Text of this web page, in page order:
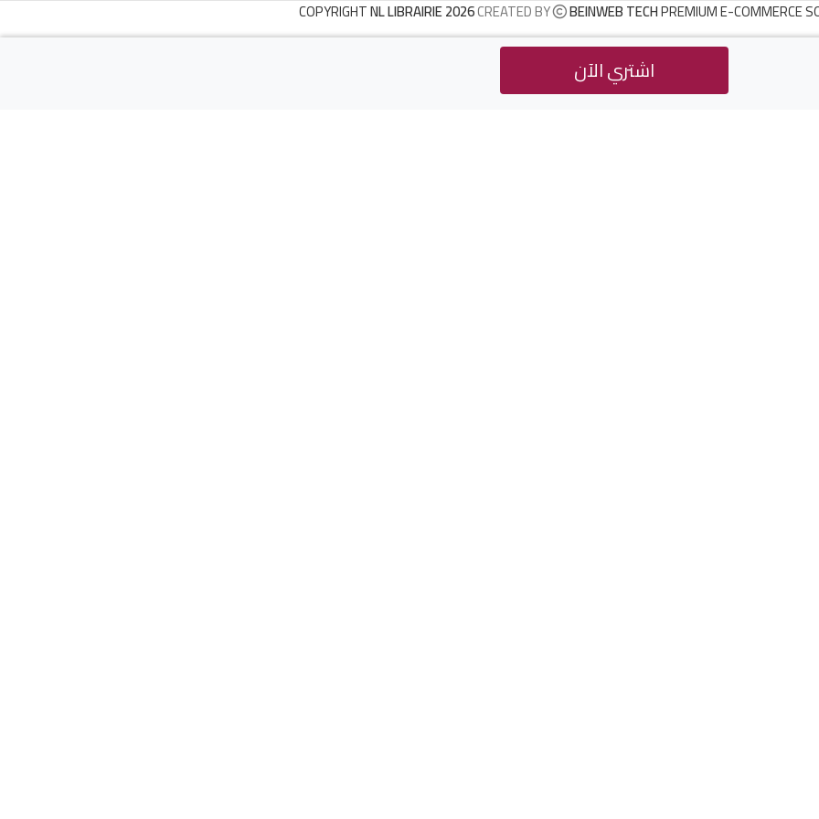
COPYRIGHTNL LIBRAIRIE 2026CREATED BY BEINWEB TECHPREMIUM E-COMMERCE
اشتري الآن